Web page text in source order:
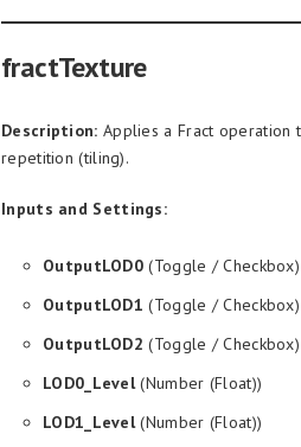
fractTexture
Description: Applies a Fract
repetition (tiling).
Inputs and Settings:
OutputLOD0 (Toggle / Checkbox)
OutputLOD1 (Toggle / Checkbox)
OutputLOD2 (Toggle / Checkbox)
LOD0_Level(Number (Float))
LOD1_Level(Number (Float))